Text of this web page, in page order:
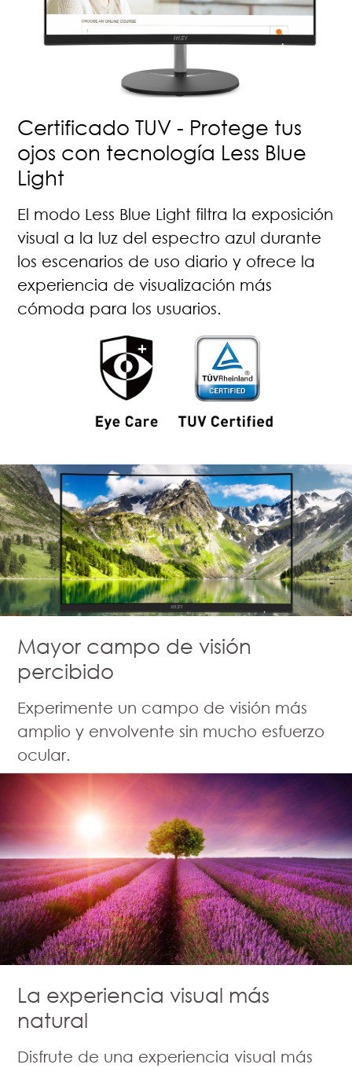
Certificado TUV - Protege tus
ojos con tecnología Less Blue
Light
El modo Less Blue Light filtra la exposición
visual a la luz del espectro azul durante
los escenarios de uso diario y ofrece la
experiencia de visualización más
cómoda para los usuarios.
Mayor campo de visión
percibido
Experimente un campo de visión más
amplio y envolvente sin mucho esfuerzo
ocular.
La experiencia visual más
natural
Disfrute de una experiencia visual más